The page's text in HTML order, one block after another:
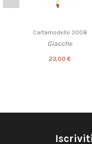
Cartamodello 3008
Giacche
23,00 €